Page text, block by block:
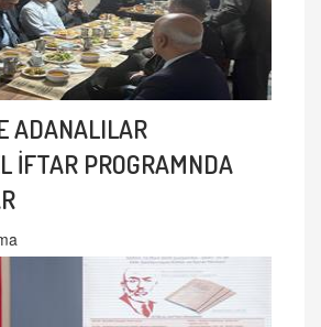
ADANALILAR
İFTAR PROGRAMNDA